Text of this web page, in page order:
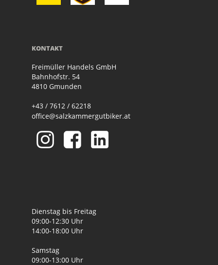
KONTAKT
Freimüller Handels GmbH
Bahnhofstr. 54
4810 Gmunden
+43 / 7612 / 62218
office@salzkammergutbiker.at
Dienstag bis Freitag
09:00-12:30 Uhr
14:00-18:00 Uhr
Samstag
09:00-13:00 Uhr